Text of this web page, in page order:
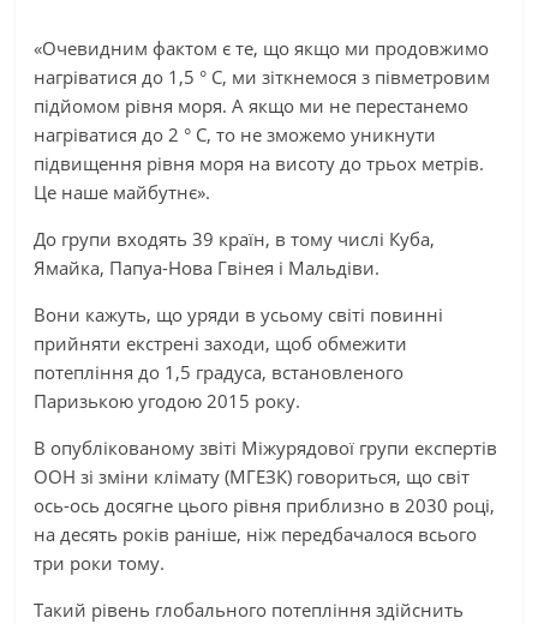
«Очевидним фактом є те, що якщо ми продовжимо
нагріватися до 1,5 ° C, ми зіткнемося з півметровим
підйомом рівня моря. А якщо ми не перестанемо
нагріватися до 2 ° C, то не зможемо уникнути
підвищення рівня моря на висоту до трьох метрів.
Це наше майбутнє».
До групи входять 39 країн, в тому числі Куба,
Ямайка, Папуа-Нова Гвінея і Мальдіви.
Вони кажуть, що уряди в усьому світі повинні
прийняти екстрені заходи, щоб обмежити
потепління до 1,5 градуса, встановленого
Паризькою угодою 2015 року.
В опублікованому звіті Міжурядової групи експертів
ООН зі зміни клімату (МГЕЗК) говориться, що світ
ось-ось досягне цього рівня приблизно в 2030 році,
на десять років раніше, ніж передбачалося всього
три роки тому.
Такий рівень глобального потепління здійснить